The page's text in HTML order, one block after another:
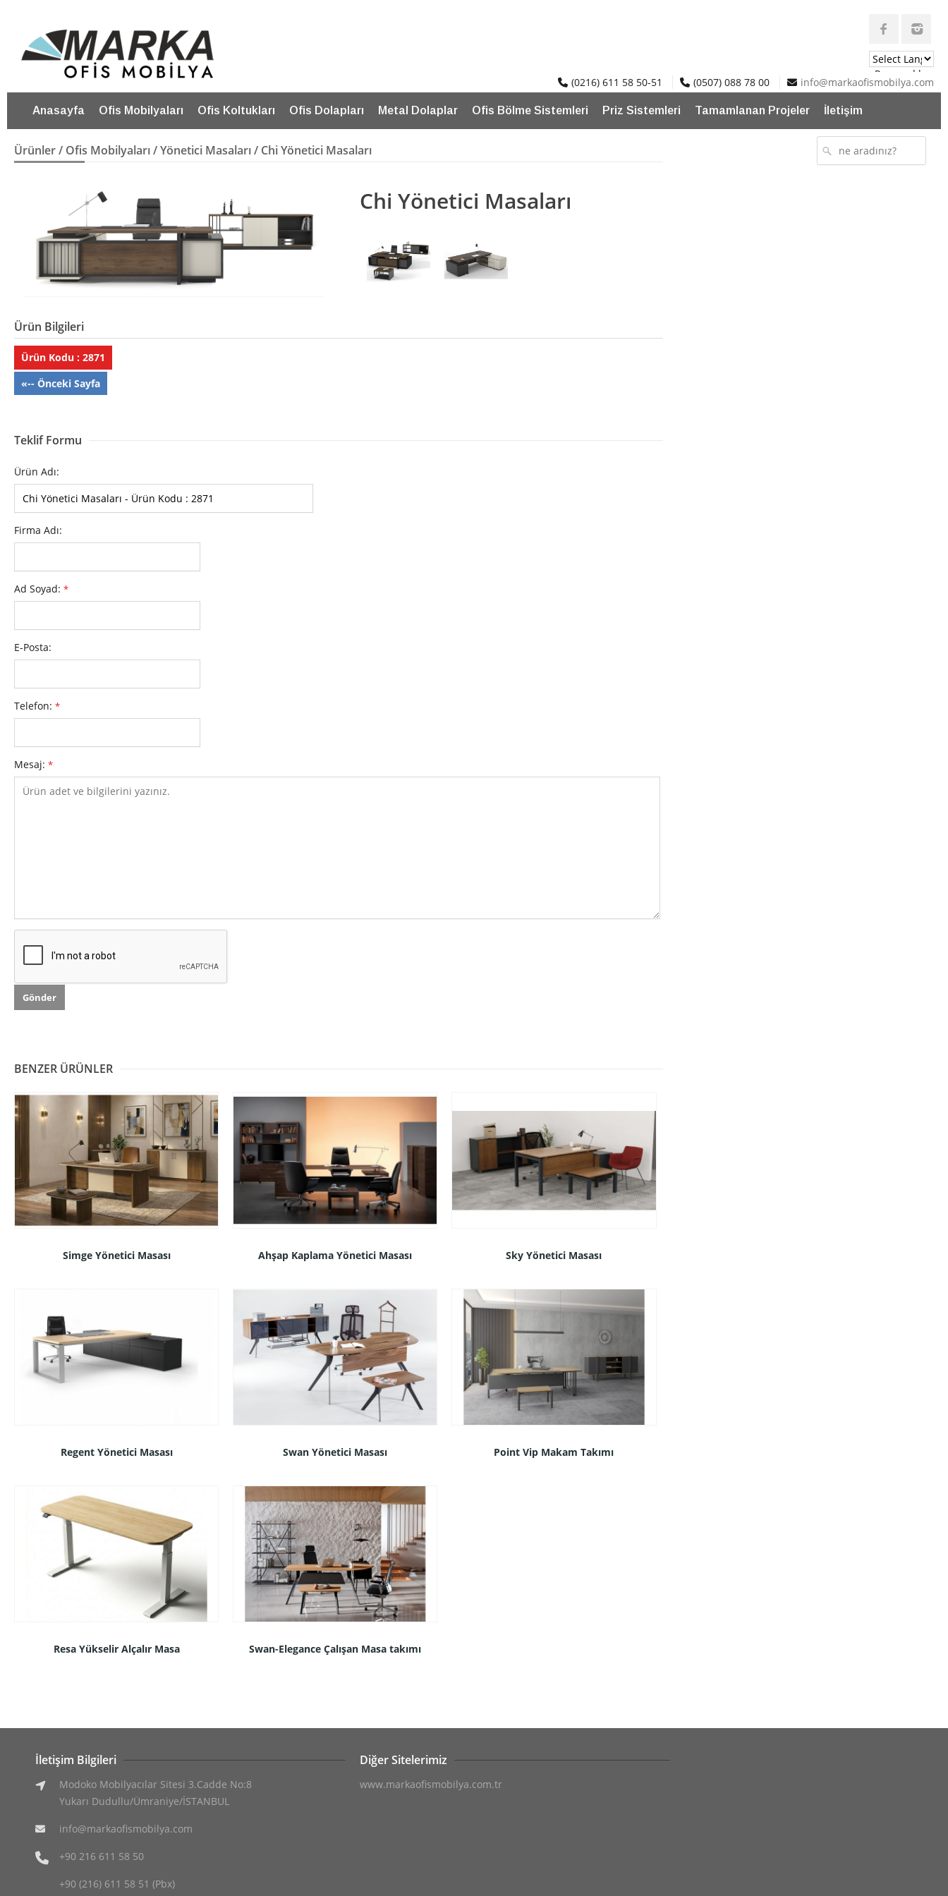
Powered by
(0216) 611 58 50-51 (0507) 088 78 00 info@markaofismobilya.com
Anasayfa Ofis Mobilyaları Ofis Koltukları Ofis Dolapları Metal Dolaplar Ofis Bölme Sistemleri Priz Sistemleri Tamamlanan Projeler İletişim
Ürünler/ Ofis Mobilyaları/Yönetici Masaları/ Chi Yönetici Masaları
Chi Yönetici Masaları
Ürün Bilgileri
Ürün Kodu : 2871
«-- Önceki Sayfa
Teklif Formu
Ürün Adı:
Firma Adı:
Ad Soyad: *
E-Posta:
Telefon: *
Mesaj: *
BENZER ÜRÜNLER
Simge Yönetici Masası Ahşap Kaplama Yönetici Masası Sky Yönetici Masası
Regent Yönetici Masası Swan Yönetici Masası Point Vip Makam Takımı
Resa Yükselir Alçalır Masa Swan-Elegance Çalışan Masa takımı
İletişim Bilgileri
Modoko Mobilyacılar Sitesi 3.Cadde No:8
Yukarı Dudullu/Ümraniye/İSTANBUL
info@markaofismobilya.com
+90 216 611 58 50
+90 (216) 611 58 51 (Pbx)
Diğer Sitelerimiz
www.markaofismobilya.com.tr